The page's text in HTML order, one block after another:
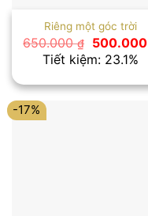
Riêng một góc trời
650.000₫
Giá
gốc
là:
500.000
Tiết kiệm: 23.1%
-17%